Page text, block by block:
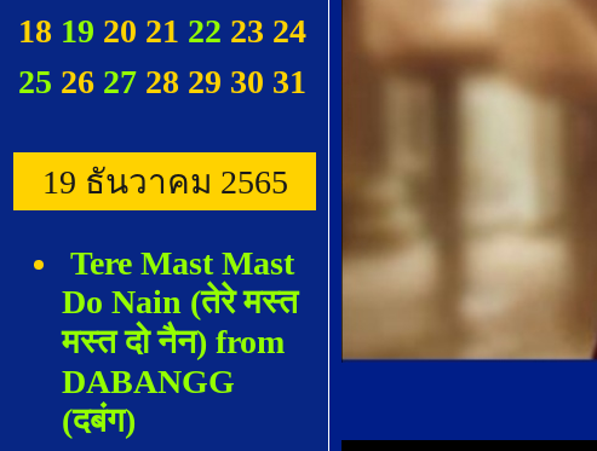
18 19 20 21 22 23 24
25 26 27 28 29 30 31
19 ธันวาคม 2565
Tere Mast Mast
Do Nain (तेरे मस्त
मस्त दो नैन) from
DABANGG
(दबंग)